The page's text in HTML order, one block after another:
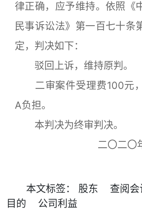
律正确，应予维持。依照《
民事诉讼法》第一百七十条
定，判决如下：
驳回上诉，维持原判。
二审案件受理费100元
A负担。
本判决为终审判决。
二〇二〇年
本文标签： 股东 查阅
目的
公司利益